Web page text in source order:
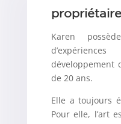
propriétaire
Karen
développement
de 20 ans.
Elle a toujours
Pour elle, l’art